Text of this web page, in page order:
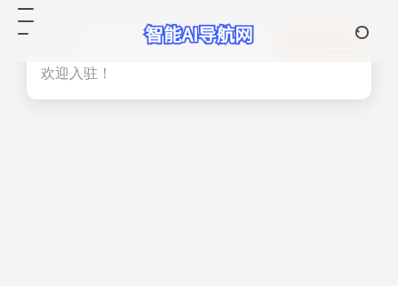
欢迎入驻！